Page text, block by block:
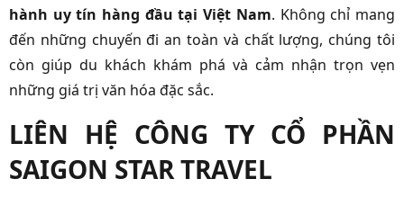
hành uy tín hàng đầu tại Việt Nam. Không chỉ mang
đến những chuyến đi an toàn và chất lượng, chúng tôi
còn giúp du khách khám phá và cảm nhận trọn vẹn
những giá trị văn hóa đặc sắc.
LIÊN HỆ CÔNG TY CỔ PHẦN
SAIGON STAR TRAVEL